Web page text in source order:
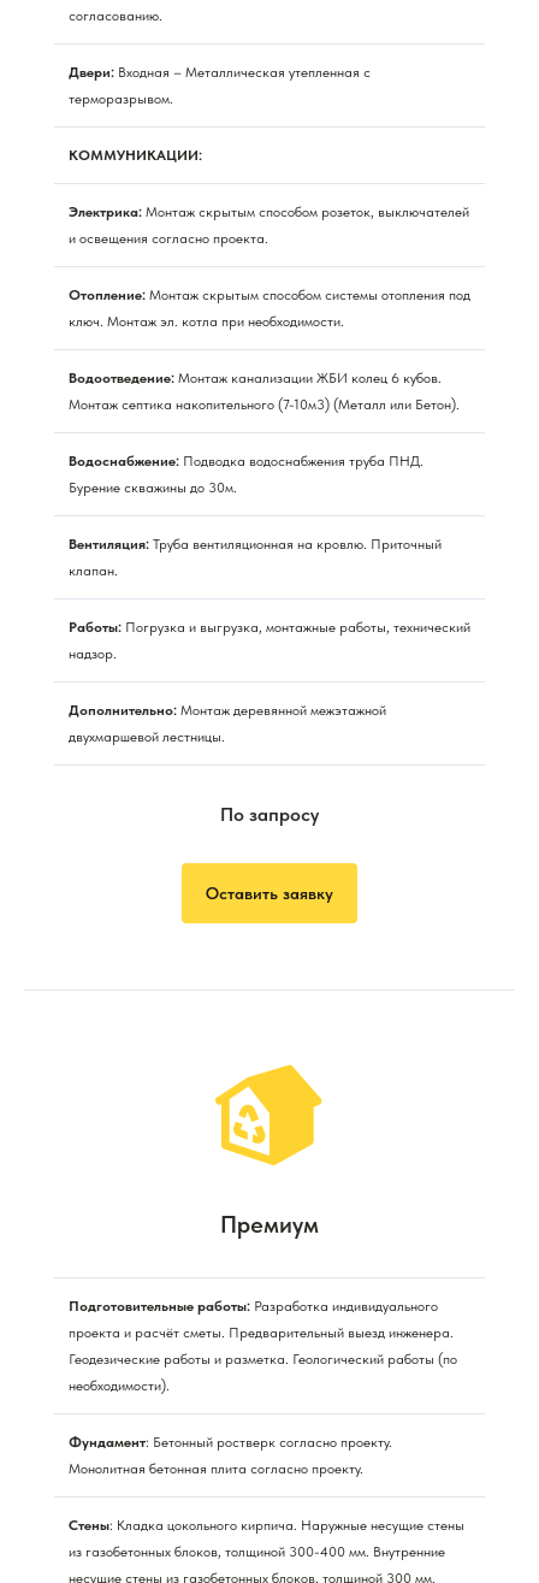
согласованию.
Двери: Входная – Металлическая утепленная с
терморазрывом.
КОММУНИКАЦИИ:
Электрика: Монтаж скрытым способом розеток, выключателей
и освещения согласно проекта.
Отопление: Монтаж скрытым способом системы отопления под
ключ. Монтаж эл. котла при необходимости.
Водоотведение: Монтаж канализации ЖБИ колец 6 кубов.
Монтаж септика накопительного (7-10м3) (Металл или Бетон).
Водоснабжение: Подводка водоснабжения труба ПНД.
Бурение скважины до 30м.
Вентиляция: Труба вентиляционная на кровлю. Приточный
клапан.
Работы: Погрузка и выгрузка, монтажные работы, технический
надзор.
Дополнительно: Монтаж деревянной межэтажной
двухмаршевой лестницы.
По запросу
Оставить заявку
Премиум
Подготовительные работы: Разработка индивидуального
проекта и расчёт сметы. Предварительный выезд инженера.
Геодезические работы и разметка. Геологический работы (по
необходимости).
Фундамент: Бетонный ростверк согласно проекту.
Монолитная бетонная плита согласно проекту.
Стены: Кладка цокольного кирпича. Наружные несущие стены
из газобетонных блоков, толщиной 300-400 мм. Внутренние
несущие стены из газобетонных блоков, толщиной 300 мм.